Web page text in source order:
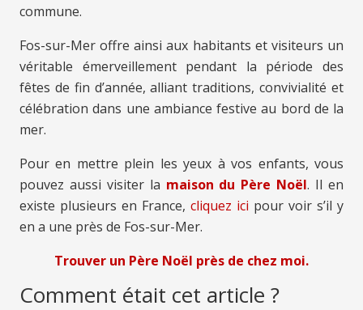
commune.
Fos-sur-Mer offre ainsi aux habitants et visiteurs un
véritable émerveillement pendant la période des
fêtes de fin d’année, alliant traditions, convivialité et
célébration dans une ambiance festive au bord de la
mer.
Pour en mettre plein les yeux à vos enfants, vous
pouvez aussi visiter la maison du Père Noël. Il en
existe plusieurs en France, cliquez ici pour voir s’il y
en a une près de Fos-sur-Mer.
Trouver un Père Noël près de chez moi.
Comment était cet article ?